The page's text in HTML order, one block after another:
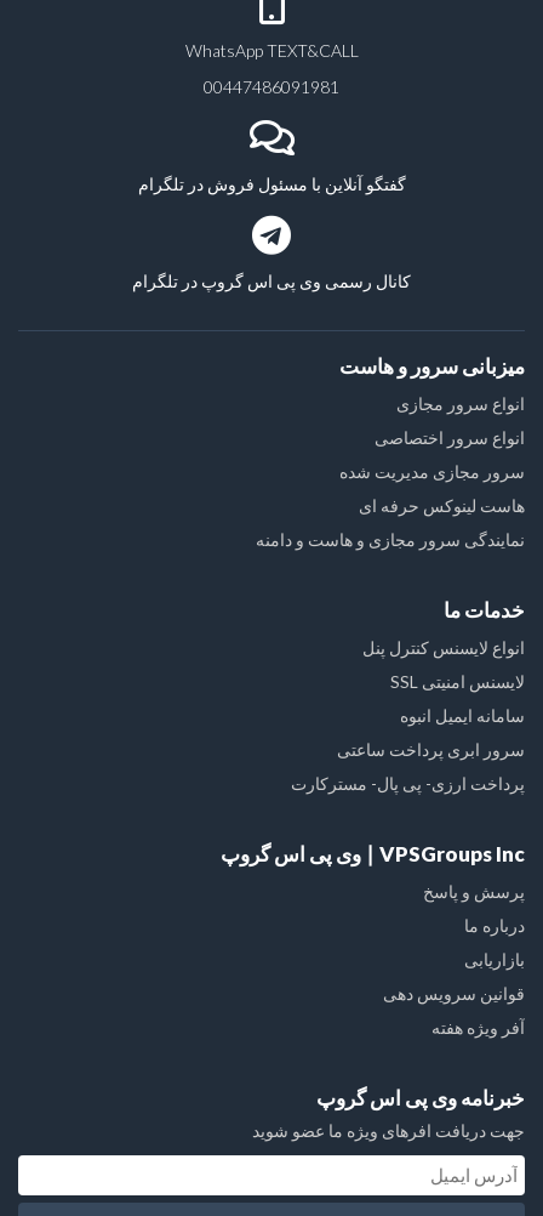
WhatsApp TEXT&CALL
00447486091981
گفتگو آنلاین با مسئول فروش در تلگرام
کانال رسمی وی پی اس گروپ در تلگرام
میزبانی سرور و هاست
انواع سرور مجازی
انواع سرور اختصاصی
سرور مجازی مدیریت شده
هاست لینوکس حرفه ای
نمایندگی سرور مجازی و هاست و دامنه
خدمات ما
انواع لایسنس کنترل پنل
لایسنس امنیتی SSL
سامانه ایمیل انبوه
سرور ابری پرداخت ساعتی
پرداخت ارزی- پی پال- مسترکارت
VPSGroups Inc ∣ وی پی اس گروپ
پرسش و پاسخ
درباره ما
بازاریابی
قوانین سرویس دهی
آفر ویژه هفته
خبرنامه وی پی اس گروپ
جهت دریافت افرهای ویژه ما عضو شوید